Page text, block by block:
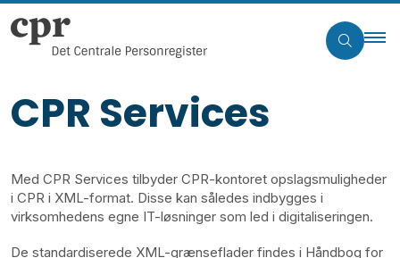
CPR Services
Med CPR Services tilbyder CPR-kontoret opslagsmuligheder
i CPR i XML-format. Disse kan således indbygges i
virksomhedens egne IT-løsninger som led i digitaliseringen.
De standardiserede XML-grænseflader findes i Håndbog for